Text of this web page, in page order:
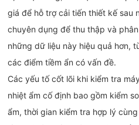
giá để hỗ trợ cải tiến thiết kế sau
chuyên dụng để thu thập và
những dữ liệu này hiệu quả hơn,
các điểm tiềm ẩn có vấn đề.
Các yếu tố cốt lõi khi kiểm tra
nhiệt ẩm cố định bao gồm kiểm
ẩm, thời gian kiểm tra hợp lý